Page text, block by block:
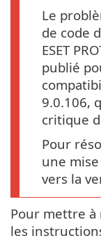
Le
de code
ESET
publié
9.0.106,
critique
Pour
une mise
vers la
Pour mettre à
les